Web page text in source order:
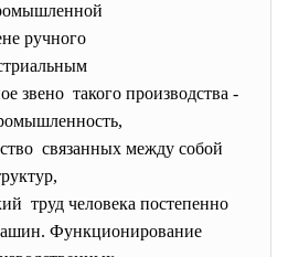
ручного
звено такого производства -
связанных между собой
труд человека постепенно
Функционирование